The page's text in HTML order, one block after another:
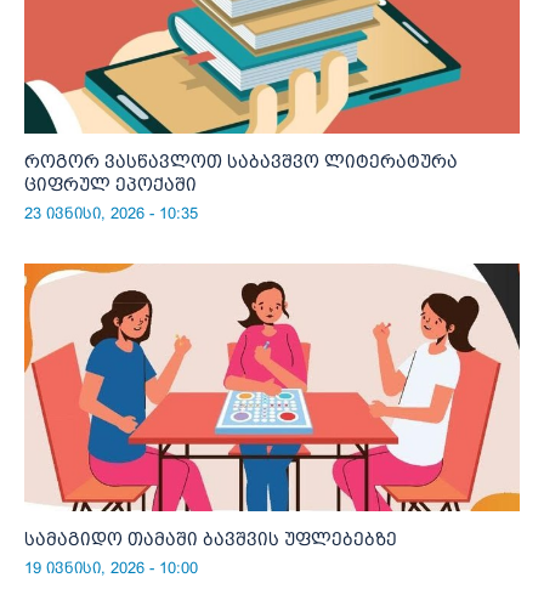
როგორ ვასწავლოთ საბავშვო ლიტერატურა
ციფრულ ეპოქაში
23 ივნისი, 2026 - 10:35
სამაგიდო თამაში ბავშვის უფლებებზე
19 ივნისი, 2026 - 10:00